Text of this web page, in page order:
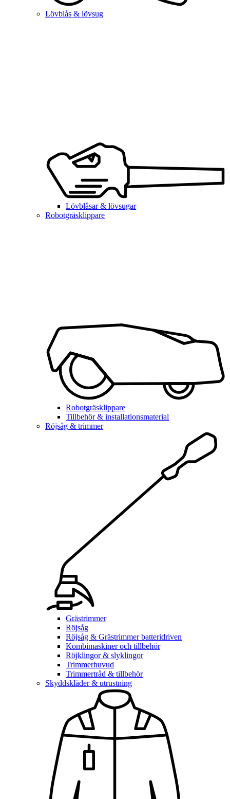
Lövblås & lövsug
Lövblåsar & lövsugar
Robotgräsklippare
Robotgräsklippare
Tillbehör & installationsmaterial
Röjsåg & trimmer
Grästrimmer
Röjsåg
Röjsåg & Grästrimmer batteridriven
Kombimaskiner och tillbehör
Röjklingor & slyklingor
Trimmerhuvud
Trimmertråd & tillbehör
Skyddskläder & utrustning